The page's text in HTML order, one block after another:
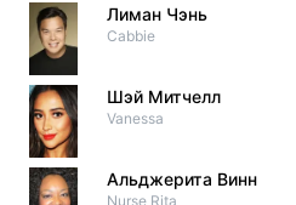
Лиман Чэнь
Cabbie
Шэй Митчелл
Vanessa
Альджерита Винн
Nurse Rita